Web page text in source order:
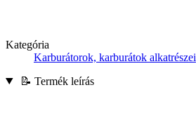
Kategória
Karburátorok, karburátok alkatrészei
📝 Termék leírás